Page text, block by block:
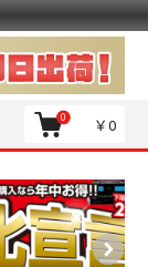
￥0
0